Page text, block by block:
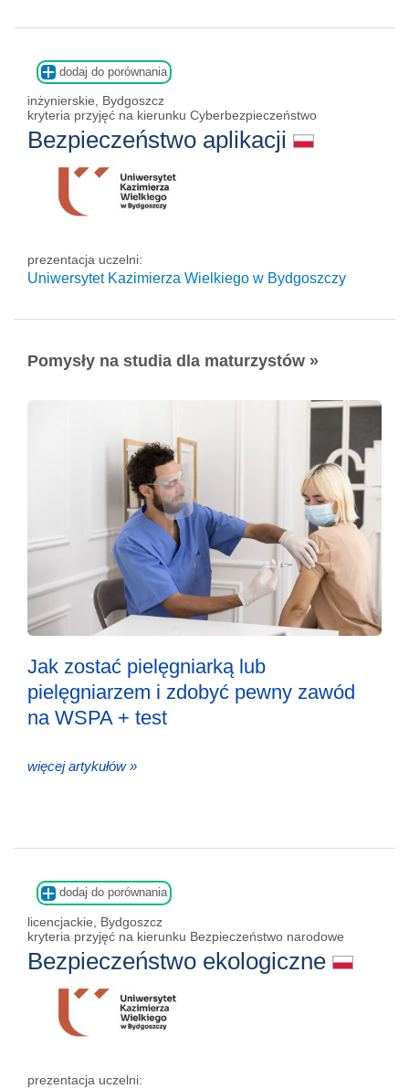
dodaj do porównania
inżynierskie, Bydgoszcz
kryteria przyjęć na kierunku Cyberbezpieczeństwo
Bezpieczeństwo aplikacji
prezentacja uczelni:
Uniwersytet Kazimierza Wielkiego w Bydgoszczy
Pomysły na studia dla maturzystów »
Jak zostać pielęgniarką lub
pielęgniarzem i zdobyć pewny zawód
na WSPA + test
więcej artykułów »
dodaj do porównania
licencjackie, Bydgoszcz
kryteria przyjęć na kierunku Bezpieczeństwo narodowe
Bezpieczeństwo ekologiczne
prezentacja uczelni: